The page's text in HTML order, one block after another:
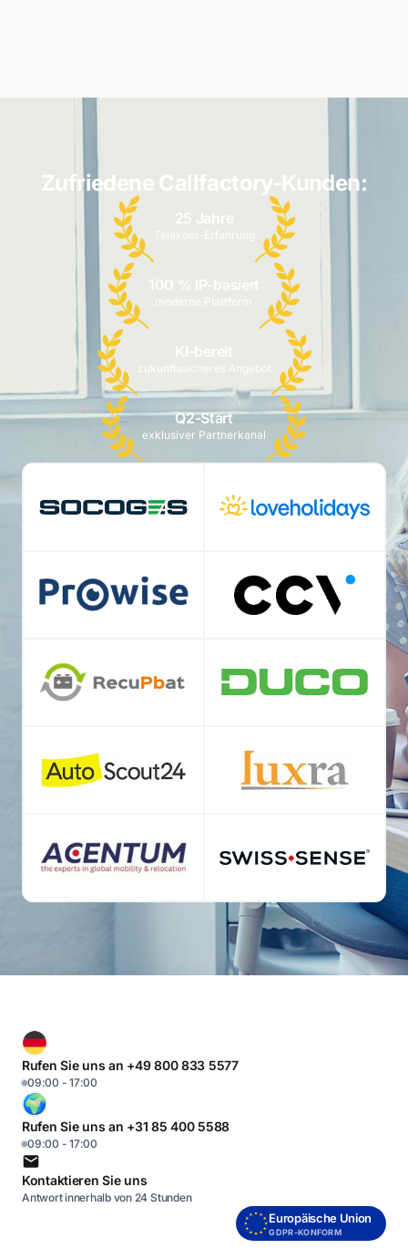
Zufriedene Callfactory-Kunden:
25 Jahre
Telekom-Erfahrung
100 % IP-basiert
moderne Plattform
KI-bereit
zukunftssicheres Angebot
Q2-Start
exklusiver Partnerkanal
Rufen Sie uns an +49 800 833 5577
09:00 - 17:00
Rufen Sie uns an +31 85 400 5588
09:00 - 17:00
Kontaktieren Sie uns
Antwort innerhalb von 24 Stunden
Europäische Union
GDPR-KONFORM